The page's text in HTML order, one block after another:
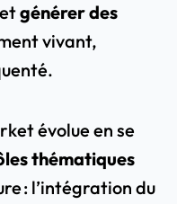
etgénérer des
vivant,
évolueen se
thématiques
: l’intégration du